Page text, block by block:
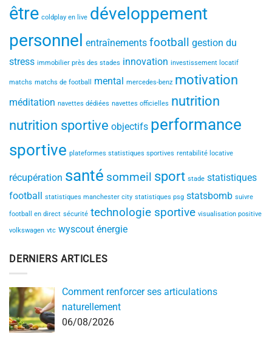
être coldplay en live développement
personnel entraînements football gestion du
stress immobilier près des stades innovation investissement locatif
matchs matchs de football mental mercedes-benz motivation
méditation navettes dédiées navettes officielles nutrition
nutrition sportive objectifs performance
sportive plateformes statistiques sportives rentabilité locative
récupération santé sommeil sport stade statistiques
football statistiques manchester city statistiques psg statsbomb suivre
football en direct sécurité technologie sportive visualisation positive
volkswagen vtc wyscout énergie
DERNIERS ARTICLES
Comment renforcer ses articulations
naturellement
06/08/2026